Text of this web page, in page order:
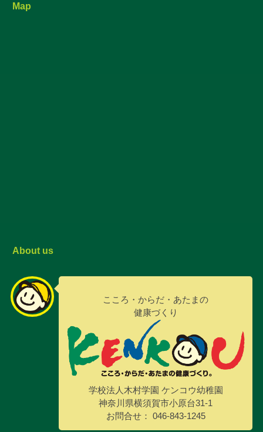
Map
About us
こころ・からだ・あたまの
健康づくり
学校法人木村学園 ケンコウ幼稚園
神奈川県横須賀市小原台31-1
お問合せ： 046-843-1245